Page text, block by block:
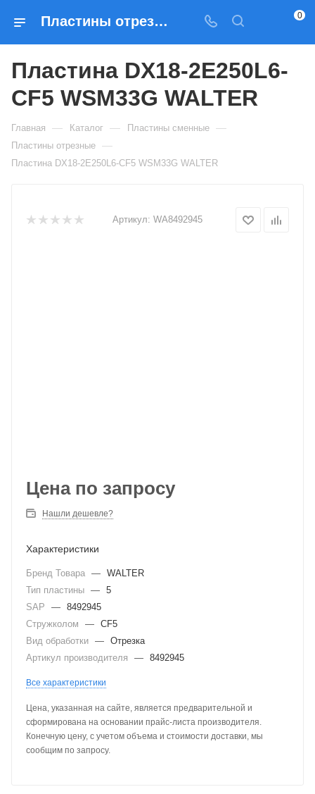
Пластины отрезные Пластина DX18-2E250L6-CF5 WSM33G WALTER — купить по выгодным ценам в Москве 0
Пластина DX18-2E250L6-
CF5 WSM33G WALTER
Главная — Каталог — Пластины сменные —
Пластины отрезные —
Пластина DX18-2E250L6-CF5 WSM33G WALTER
Артикул: WA8492945
Цена по запросу
Нашли дешевле?
Характеристики
Бренд Товара — WALTER
Тип пластины — 5
SAP
— 8492945
Стружколом
— CF5
Вид обработки — Отрезка
Артикул производителя
— 8492945
Все характеристики
Цена, указанная на сайте, является предварительной и
сформирована на основании прайс-листа производителя.
Конечную цену, с учетом объема и стоимости доставки, мы
сообщим по запросу.